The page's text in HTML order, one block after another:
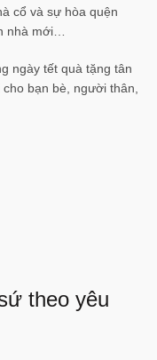
cổ và sự hòa quện
nhà mới…
ngày tết quà tặng tân
bạn bè, người thân,
theo yêu